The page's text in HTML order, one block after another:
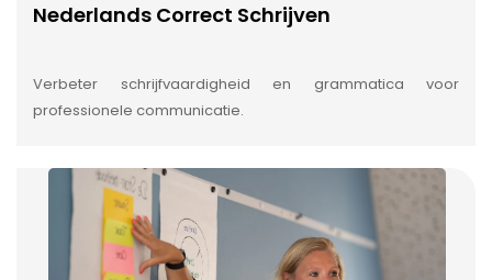
Nederlands Correct Schrijven
Verbeter schrijfvaardigheid en grammatica voor
professionele communicatie.